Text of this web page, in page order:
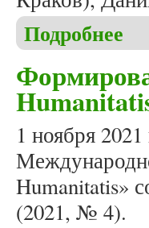
Подробнее
1 ноября
Humanitatis»
(2021, № 4).